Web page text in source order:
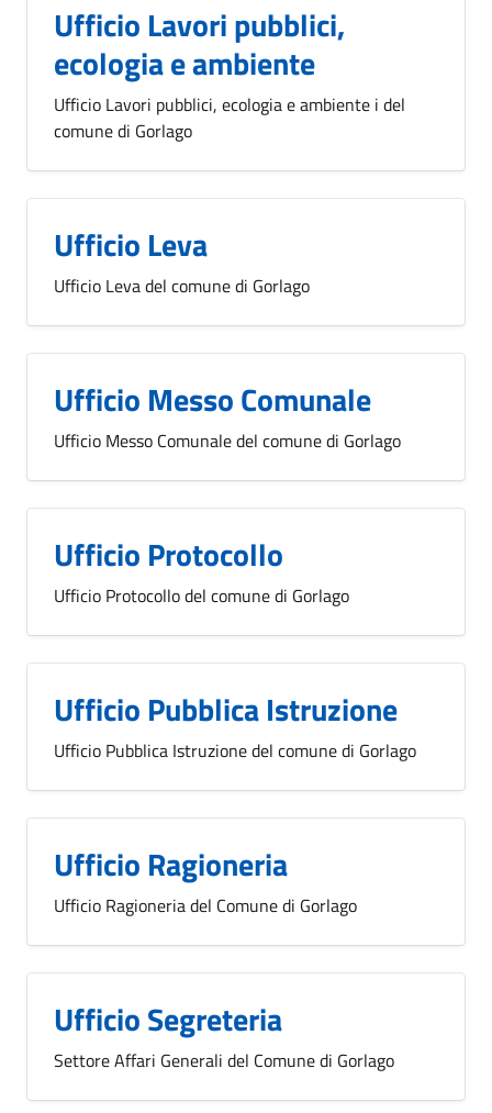
Ufficio Lavori pubblici,
ecologia e ambiente
Ufficio Lavori pubblici, ecologia e ambiente i del
comune di Gorlago
Ufficio Leva
Ufficio Leva del comune di Gorlago
Ufficio Messo Comunale
Ufficio Messo Comunale del comune di Gorlago
Ufficio Protocollo
Ufficio Protocollo del comune di Gorlago
Ufficio Pubblica Istruzione
Ufficio Pubblica Istruzione del comune di Gorlago
Ufficio Ragioneria
Ufficio Ragioneria del Comune di Gorlago
Ufficio Segreteria
Settore Affari Generali del Comune di Gorlago